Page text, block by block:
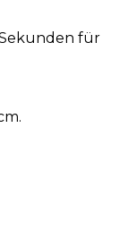
Sekunden für